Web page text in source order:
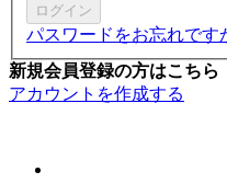
ログイン
パスワードをお忘れです
新規会員登録の方はこちら
アカウントを作成する